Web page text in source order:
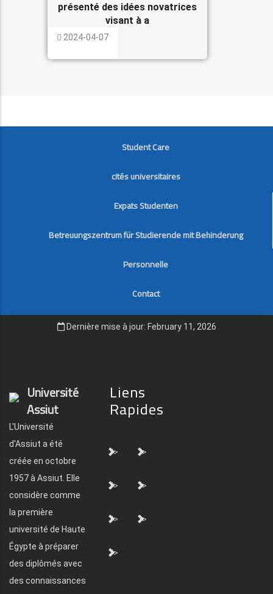
présenté des idées novatrices
visant à a
2024-04-07
FOOTER
Student Care
cités universitaires
Expats Studenten
Betreuungszentrum für Studierende mit Behinderung
Personnelle
Contact
Dernière mise à jour: February 11, 2026
Université
Assiut
L'Université
d'Assiut a été
créée en octobre
1957 à Assiut. Elle
considère comme
la première
université de Haute
Égypte à préparer
des diplômés avec
des connaissances
Liens
Rapides
"> ">
"> ">
"> ">
">